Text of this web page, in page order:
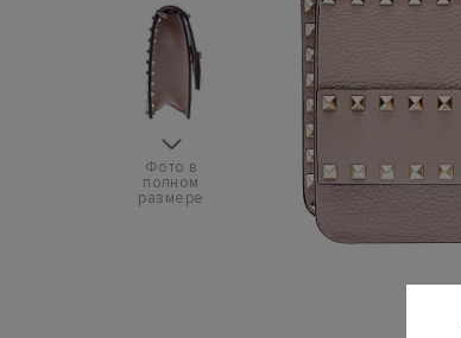
Фото в
полном
размере